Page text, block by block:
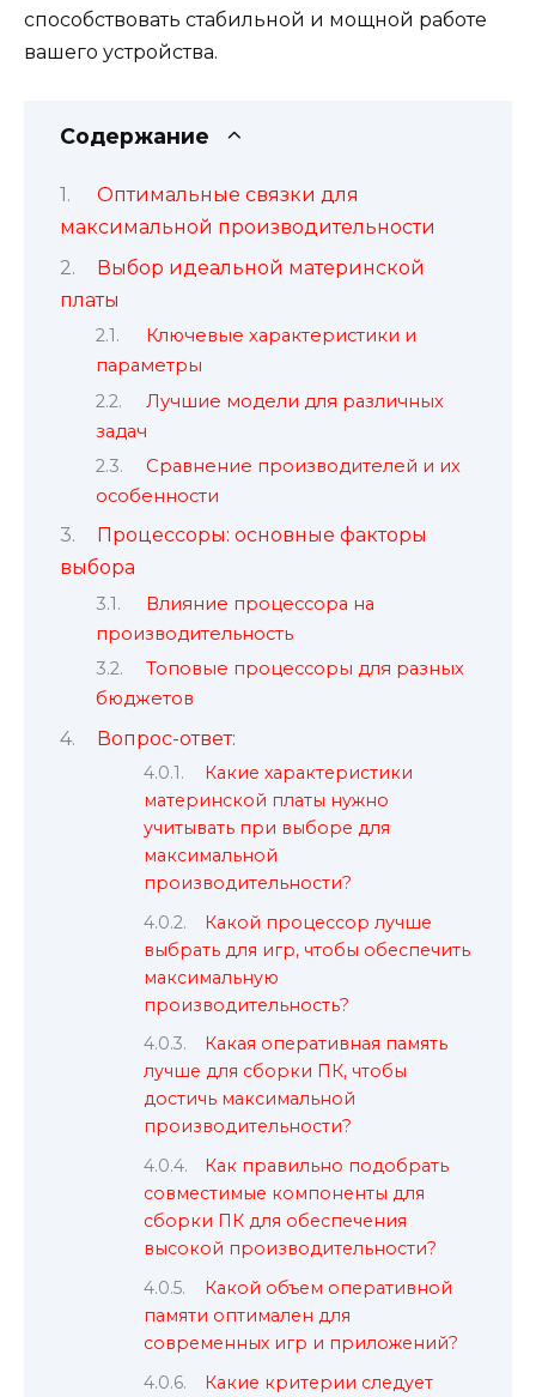
способствовать стабильной и мощной работе
вашего устройства.
Содержание
Оптимальные связки для
максимальной производительности
Выбор идеальной материнской
платы
Ключевые характеристики и
параметры
Лучшие модели для различных
задач
Сравнение производителей и их
особенности
Процессоры: основные факторы
выбора
Влияние процессора на
производительность
Топовые процессоры для разных
бюджетов
Вопрос-ответ:
Какие характеристики
материнской платы нужно
учитывать при выборе для
максимальной
производительности?
Какой процессор лучше
выбрать для игр, чтобы обеспечить
максимальную
производительность?
Какая оперативная память
лучше для сборки ПК, чтобы
достичь максимальной
производительности?
Как правильно подобрать
совместимые компоненты для
сборки ПК для обеспечения
высокой производительности?
Какой объем оперативной
памяти оптимален для
современных игр и приложений?
Какие критерии следует